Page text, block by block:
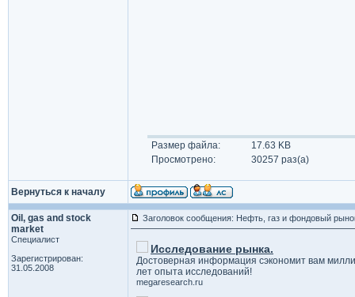
Размер файла:
17.63 KB
Просмотрено:
30257 раз(а)
Вернуться к началу
Oil, gas and stock
market
Специалист
Зарегистрирован:
31.05.2008
Заголовок сообщения: Нефть, газ и фондовый
Исследование рынка.
Достоверная информация сэкономит вам
лет опыта исследований!
megaresearch.ru